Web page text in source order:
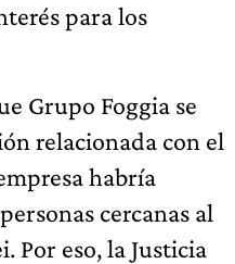
para los
Grupo Foggia se
relacionada con el
habría
cercanas al
Por eso, la Justicia